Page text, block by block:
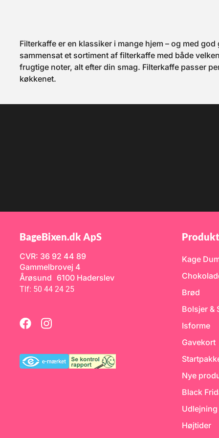
Filterkaffe er en klassiker i mange hjem – og med
sammensat et sortiment af filterkaffe med både
frugtige noter, alt efter din smag. Filterkaffe passer
køkkenet.
BageBixen.dk ApS
CVR: 36 92 44 89
Gammelbrovej 4
Årøsund 6100 Haderslev
Tlf: 50 44 24 25
Kage
Brød
Bolsjer &
Isforme
Gavekort
Nye
Black
Udlejning
Højtider